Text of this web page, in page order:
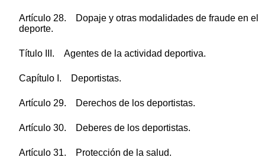
Artículo 28. Dopaje y otras modalidades de fraude en el
deporte.
Título III. Agentes de la actividad deportiva.
Capítulo I. Deportistas.
Artículo 29. Derechos de los deportistas.
Artículo 30. Deberes de los deportistas.
Artículo 31. Protección de la salud.